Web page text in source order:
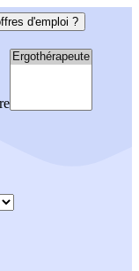
d'emploi ?